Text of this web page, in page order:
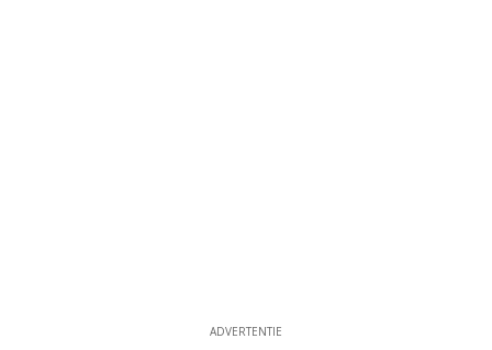
ADVERTENTIE